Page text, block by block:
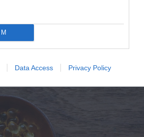
Data Access Privacy Policy
οδηγούν στην επέμβαση